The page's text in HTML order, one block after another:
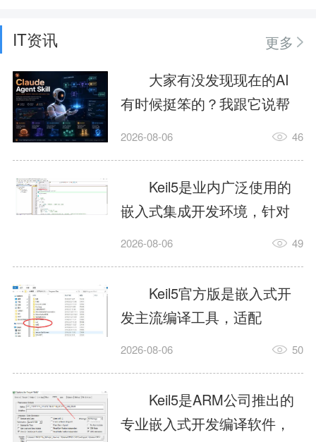
IT资讯
更多
大家有没发现现在的AI
有时候挺笨的？我跟它说帮
我订个明天早上的闹钟，它
这样？因为AI，就是个只会
耍嘴皮子的书呆子。它脑子
里有海量知识，但没有真正
激发出来实力。而
AgentSkill，就是给AI大脑装
上的一双机械手，它真的能
解决很多问题。1什么是
AgentSkillSkill指...
2026-08-06 46
Keil5是业内广泛使用的
嵌入式集成开发环境，针对
ARM、51内核单片机提供编
力，代码编译稳定，调试工
具成熟，大量开源项目基于
该平台开发。新项目需要单
独下载对应芯片支持包，新
手配置难度较高，正版商业
授权费用不菲，未授权版本
存在程序容量限制，适合硬
2026-08-06 49
Keil5官方版是嵌入式开
发主流编译工具，适配
STM32、51单片机等多款芯
在线调试、代码仿真，兼容
众多厂商芯片安装包。软件
需要手动添加器件库，初次
2026-08-06 50
Keil5是ARM公司推出的
专业嵌入式开发编译软件，